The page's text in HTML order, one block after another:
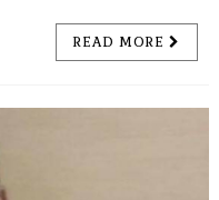
READ MORE